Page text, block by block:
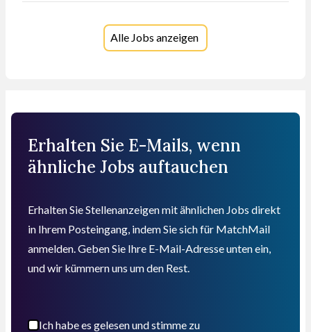
Alle Jobs anzeigen
Erhalten Sie E-Mails, wenn
ähnliche Jobs auftauchen
Erhalten Sie Stellenanzeigen mit ähnlichen Jobs direkt
in Ihrem Posteingang, indem Sie sich für MatchMail
anmelden. Geben Sie Ihre E-Mail-Adresse unten ein,
und wir kümmern uns um den Rest.
Ich habe es gelesen und stimme zu